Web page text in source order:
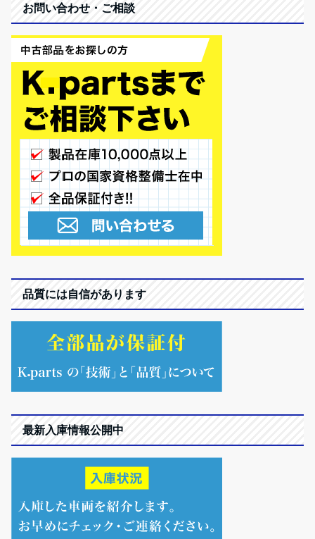
お問い合わせ・ご相談
品質には自信があります
最新入庫情報公開中